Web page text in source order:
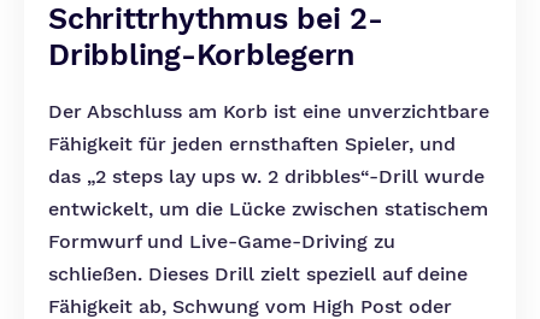
Schrittrhythmus bei 2-
Dribbling-Korblegern
Der Abschluss am Korb ist eine unverzichtbare
Fähigkeit für jeden ernsthaften Spieler, und
das „2 steps lay ups w. 2 dribbles“-Drill wurde
entwickelt, um die Lücke zwischen statischem
Formwurf und Live-Game-Driving zu
schließen. Dieses Drill zielt speziell auf deine
Fähigkeit ab, Schwung vom High Post oder